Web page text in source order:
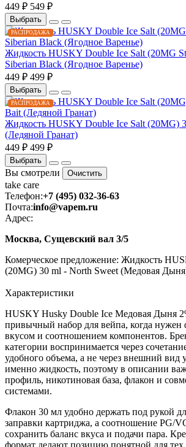
449 ₽ 549 ₽
Выбрать
РАСПРОДАЖА
Жидкость HUSKY Double Ice Salt (20MG
Siberian Black (Ягодное Варенье)
449 ₽ 499 ₽
Выбрать
РАСПРОДАЖА
Жидкость HUSKY Double Ice Salt (20MG)
(Ледяной Гранат)
449 ₽ 499 ₽
Выбрать
Вы смотрели Очистить
take care
Телефон:+7 (495) 032-36-63
Почта:info@vapem.ru
Адрес:
Москва, Сущевский вал 3/5
Комерческое предложение: Жидкость
(20MG) 30 ml - North Sweet (Медовая
Характеристики
HUSKY Husky Double Ice Медовая Дыня
привычный набор для вейпа, когда
вкусом и соотношением компонентов.
категории воспринимается через
удобного объема, а не через внешний вид
именно жидкость, поэтому в описании
профиль, никотиновая база, флакон и
системами.
Флакон 30 мл удобно держать под рукой
заправки картриджа, а соотношение PG/
сохранить баланс вкуса и подачи пара.
формат делают позицию понятной для тех,